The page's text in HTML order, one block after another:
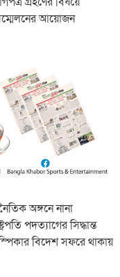
আয়োজন
অঙ্গনে নানা
পদত্যাগের সিদ্ধান্ত
বিদেশ সফরে থাকায়